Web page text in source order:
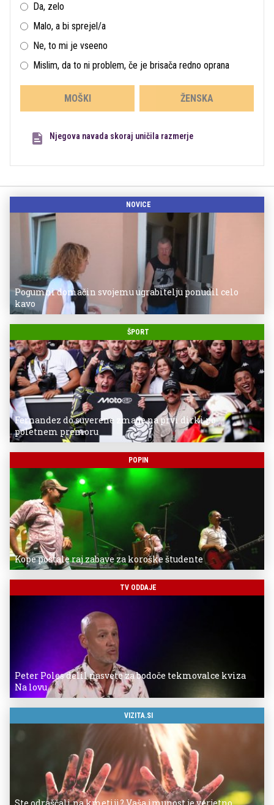
Da, zelo
Malo, a bi sprejel/a
Ne, to mi je vseeno
Mislim, da to ni problem, če je brisača redno oprana
MOŠKI ŽENSKA
Njegova navada skoraj uničila razmerje
NOVICE
Pogumni domačin svojemu ugrabitelju ponudil celo
kavo
ŠPORT
Fernandez do suverene zmage na prvi dirki po
poletnem premoru
POPIN
Kope postale raj zabave za koroške študente
TV ODDAJE
Peter Poles delil nasvete za bodoče tekmovalce kviza
Na lovu
VIZITA.SI